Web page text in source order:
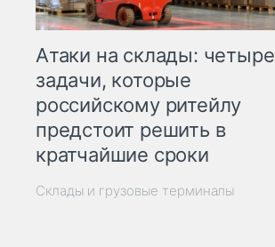
Атаки на склады: четыре
задачи, которые
российскому ритейлу
предстоит решить в
кратчайшие сроки
Склады и грузовые терминалы